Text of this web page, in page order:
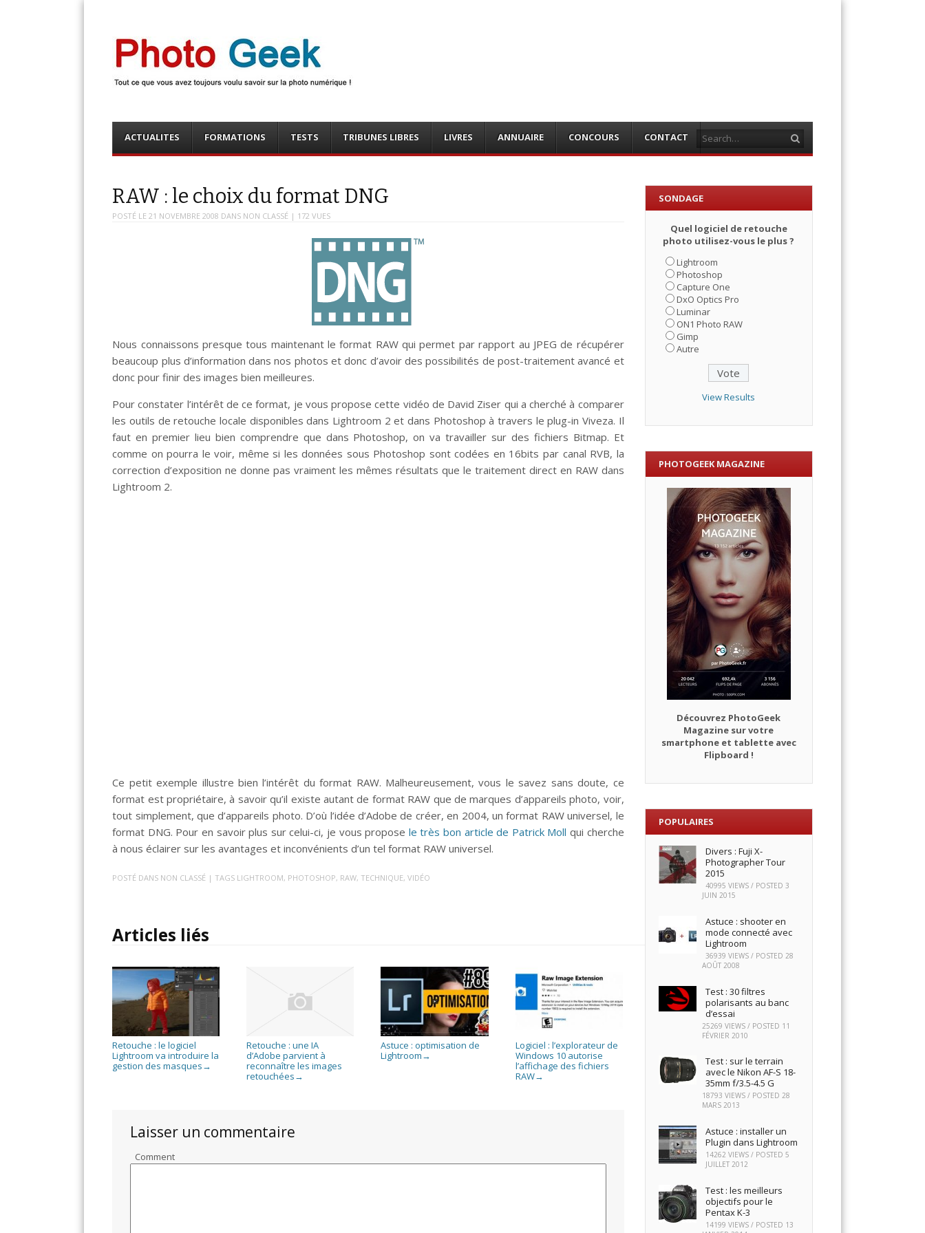
Photo Geek
Menu
content
ACTUALITES FORMATIONS TESTS TRIBUNES LIBRES LIVRES ANNUAIRE CONCOURS CONTACT
RAW : le choix du format DNG
POSTÉ LE21 NOVEMBRE 2008 DANS NON CLASSÉ | 172 VUES
Nous connaissons presque tous maintenant le format RAW qui permet par rapport au JPEG de récupérer
beaucoup plus d’information dans nos photos et donc d’avoir des possibilités de post-traitement avancé et
donc pour finir des images bien meilleures.
Pour constater l’intérêt de ce format, je vous propose cette vidéo de David Ziser qui a cherché à comparer
les outils de retouche locale disponibles dans Lightroom 2 et dans Photoshop à travers le plug-in Viveza. Il
faut en premier lieu bien comprendre que dans Photoshop, on va travailler sur des fichiers Bitmap. Et
comme on pourra le voir, même si les données sous Photoshop sont codées en 16bits par canal RVB, la
correction d’exposition ne donne pas vraiment les mêmes résultats que le traitement direct en RAW dans
Lightroom 2.
Ce petit exemple illustre bien l’intérêt du format RAW. Malheureusement, vous le savez sans doute, ce
format est propriétaire, à savoir qu’il existe autant de format RAW que de marques d’appareils photo, voir,
tout simplement, que d’appareils photo. D’où l’idée d’Adobe de créer, en 2004, un format RAW universel, le
format DNG. Pour en savoir plus sur celui-ci, je vous propose le très bon article de Patrick Moll qui cherche
à nous éclairer sur les avantages et inconvénients d’un tel format RAW universel.
POSTÉ DANS NON CLASSÉ | TAGS LIGHTROOM, PHOTOSHOP, RAW, TECHNIQUE,VIDÉO
Articles liés
Retouche : le logiciel
Lightroom va introduire la
gestion des masques →
Retouche : une IA
d’Adobe parvient à
reconnaître les images
retouchées →
Astuce : optimisation de
Lightroom →
Logiciel : l’explorateur de
Windows 10 autorise
l’affichage des fichiers
RAW→
Laisser un commentaire
Comment
SONDAGE
Quel logiciel de retouche
photo utilisez-vous le plus ?
Lightroom
Photoshop
Capture One
DxO Optics Pro
Luminar
ON1 Photo RAW
Gimp
Autre
View Results
PHOTOGEEK MAGAZINE
Découvrez PhotoGeek
Magazine sur votre
smartphone et tablette avec
Flipboard !
POPULAIRES
Divers : Fuji X-
Photographer Tour
2015
40995 VIEWS / POSTED3
JUIN 2015
Astuce : shooter en
mode connecté avec
Lightroom
36939 VIEWS / POSTED28
AOÛT 2008
Test : 30 filtres
polarisants au banc
d’essai
25269 VIEWS / POSTED 11
FÉVRIER 2010
Test : sur le terrain
avec le Nikon AF-S 18-
35mm f/3.5-4.5 G
18793 VIEWS / POSTED28
MARS 2013
Astuce : installer un
Plugin dans Lightroom
14262 VIEWS / POSTED5
JUILLET 2012
Test : les meilleurs
objectifs pour le
Pentax K-3
14199 VIEWS / POSTED 13